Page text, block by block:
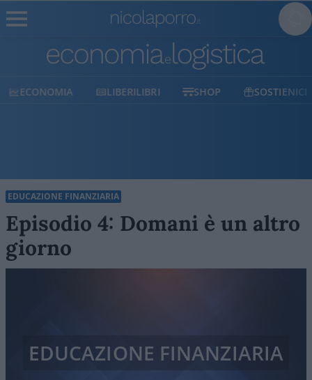
LIBERILIBRI SHOP SOSTIENICI POLITICO
EDUCAZIONE FINANZIARIA
Episodio 4: Domani è un altro
giorno
EDUCAZIONE FINANZIARIA